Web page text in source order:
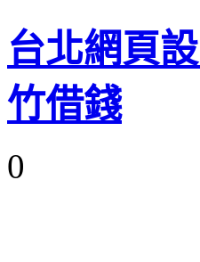
台北網頁
竹借錢
0